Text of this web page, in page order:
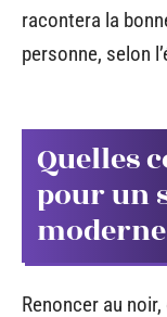
racontera la
personne, selon
Quelles
pour un
Renoncer au